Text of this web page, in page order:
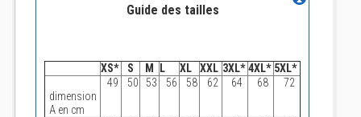
Guide des tailles
XS* S M L XL XXL 3XL* 4XL* 5XL*
dimension
A en cm
49 50 53 56 58 62 64 68 72